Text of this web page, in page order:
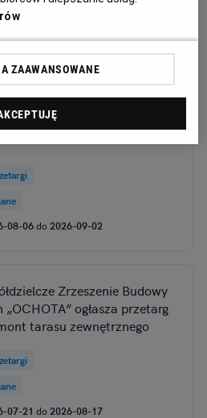
przetarg na wybór
gospodarczych i
08-06do 2026-09-02
Zrzeszenie Budowy
ogłasza przetarg
tarasu zewnętrznego
07-21 do 2026-08-17
ZAAWANSOWANE